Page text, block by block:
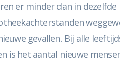
er minder dan in
gevallen. Bij alle
is het aantal nieuwe